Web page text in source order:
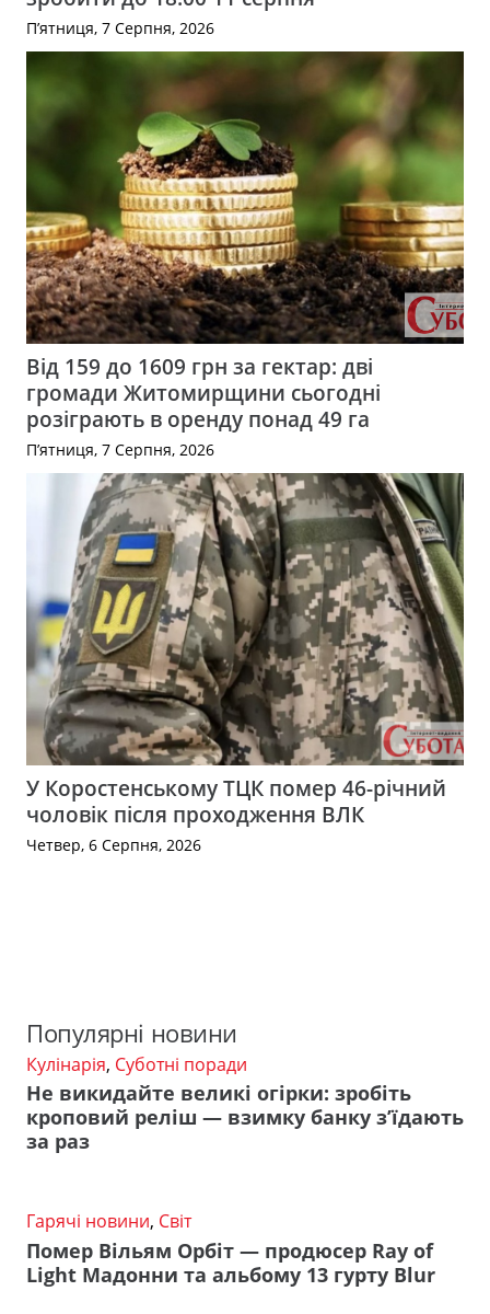
П’ятниця, 7 Серпня, 2026
Від 159 до 1609 грн за гектар: дві
громади Житомирщини сьогодні
розіграють в оренду понад 49 га
П’ятниця, 7 Серпня, 2026
У Коростенському ТЦК помер 46-річний
чоловік після проходження ВЛК
Четвер, 6 Серпня, 2026
Популярні новини
Кулінарія, Суботні поради
Не викидайте великі огірки: зробіть
кроповий реліш — взимку банку з’їдають
за раз
Гарячі новини, Світ
Помер Вільям Орбіт — продюсер Ray of
Light Мадонни та альбому 13 гурту Blur